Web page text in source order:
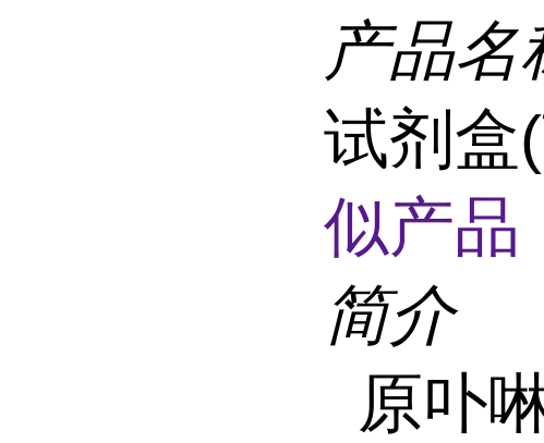
产品名
试剂盒
似产
简介
原卟